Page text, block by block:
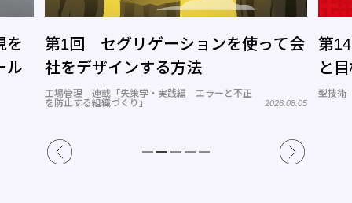
会
第14回 中国金型業界の年末の話題
と目標
型技術 連載「中国の金型業界のリアル」 2026.07.24
多
の
ィ